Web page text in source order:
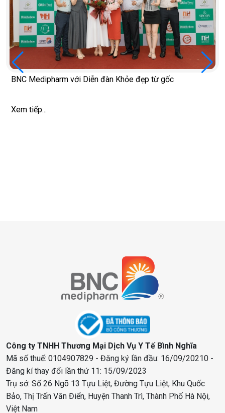
BNC Medipharm với Diễn đàn Khỏe đẹp từ gốc
Xem tiếp...
Công ty TNHH Thương Mại Dịch Vụ Y Tế Bình Nghĩa
Mã số thuế: 0104907829 - Đăng ký lần đầu: 16/09/20210 -
Đăng kí thay đổi lần thứ 11: 15/09/2023
Trụ sở: Số 26 Ngõ 13 Tựu Liệt, Đường Tựu Liệt, Khu Quốc
Bảo, Thị Trấn Văn Điển, Huyện Thanh Trì, Thành Phố Hà Nội,
Việt Nam